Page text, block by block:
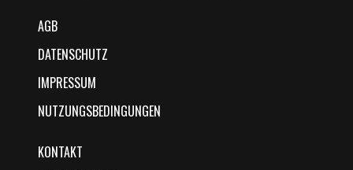
AGB
DATENSCHUTZ
IMPRESSUM
NUTZUNGSBEDINGUNGEN
KONTAKT